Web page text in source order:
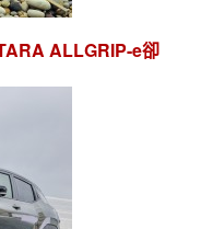
ALLGRIP-e卻